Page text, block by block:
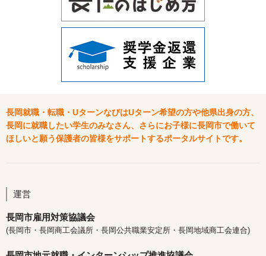
長岡就職・転職・UターンなびはUターン希望の方や他県出身の方、
長岡に就職したい学生のみなさん、さらにお子様に長岡市で働いて
ほしいと願う保護者の皆様をサポートするポータルサイトです。
運営
長岡市雇用対策協議会
(長岡市・長岡商工会議所・長岡公共職業安定所・長岡地域商工会連合)